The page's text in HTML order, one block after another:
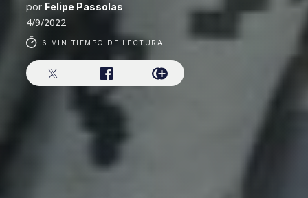
por Felipe Passolas
4/9/2022
6 MIN TIEMPO DE LECTURA